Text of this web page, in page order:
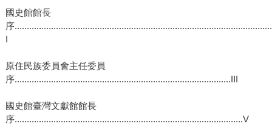
國史館館長
序
I
原住民族委員會主任委員
序.........................................................................................III
國史館臺灣文獻館館長
序..............................................................................................V